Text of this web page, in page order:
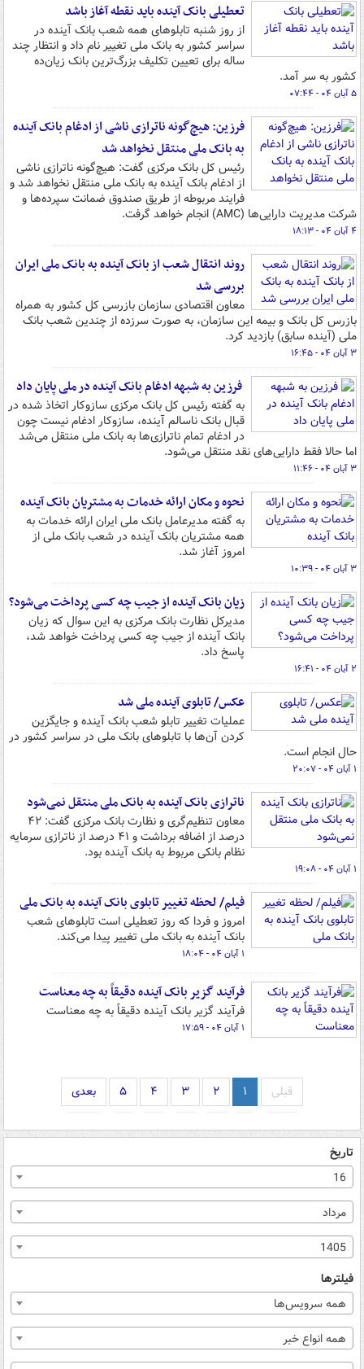
تعطیلی بانک آینده باید نقطه آغاز باشد
از روز شنبه تابلوهای همه شعب بانک آینده در
سراسر کشور به بانک ملی تغییر نام داد و انتظار چند
ساله برای تعیین تکلیف بزرگ‌ترین بانک زیان‌ده
کشور به سر آمد.
۵ آبان ۰۴ - ۰۷:۴۴
فرزین: هیچ‌گونه ناترازی ناشی از ادغام بانک آینده
به بانک ملی منتقل نخواهد شد
رئیس کل بانک مرکزی گفت: هیچ‌گونه ناترازی ناشی
از ادغام بانک آینده به بانک ملی منتقل نخواهد شد و
فرایند مربوطه از طریق صندوق ضمانت سپرده‌ها و
شرکت مدیریت دارایی‌ها (AMC) انجام خواهد گرفت.
۴ آبان ۰۴ - ۱۸:۱۳
روند انتقال شعب از بانک آینده به بانک ملی ایران
بررسی شد
معاون اقتصادی سازمان بازرسی کل کشور به همراه
بازرس کل بانک و بیمه این سازمان، به صورت سرزده از چندین شعب بانک
ملی (آینده سابق) بازدید کرد.
۳ آبان ۰۴ - ۱۶:۴۵
فرزین به شبهه ادغام بانک آینده در ملی پایان داد
به گفته رئیس کل بانک مرکزی سازوکار اتخاذ شده در
قبال بانک ناسالم آینده، سازوکار ادغام نیست چون
در ادغام تمام ناترازی‌ها به بانک ملی منتقل می‌شد
اما حالا فقط دارایی‌های نقد منتقل می‌شود.
۳ آبان ۰۴ - ۱۱:۴۶
نحوه و مکان ارائه خدمات به مشتریان بانک آینده
به گفته مدیرعامل بانک ملی ایران ارائه خدمات به
همه مشتریان بانک آینده در شعب بانک ملی از
امروز آغاز شد.
۳ آبان ۰۴ - ۱۰:۳۹
زیان بانک آینده از جیب چه کسی پرداخت می‌شود؟
مدیرکل نظارت بانک مرکزی به این سوال که زیان
بانک آینده از جیب چه کسی پرداخت خواهد شد،
پاسخ داد.
۲ آبان ۰۴ - ۱۶:۴۱
عکس/ تابلوی آینده ملی شد
عملیات تغییر تابلو شعب بانک آینده و جایگزین
کردن آن‌ها با تابلوهای بانک ملی در سراسر کشور در
حال انجام است.
۱ آبان ۰۴ - ۲۰:۰۷
ناترازی بانک آینده به بانک ملی منتقل نمی‌شود
معاون تنظیم‌گری و نظارت بانک مرکزی گفت: ۴۲
درصد از اضافه برداشت و ۴۱ درصد از ناترازی سرمایه
نظام بانکی مربوط به بانک آینده بود.
۱ آبان ۰۴ - ۱۹:۰۸
فیلم/ لحظه تغییر تابلوی بانک آینده به بانک ملی
امروز و فردا که روز تعطیلی است تابلوهای شعب
بانک‌ آینده به بانک ملی تغییر پیدا می‌کند.
۱ آبان ۰۴ - ۱۸:۰۴
فرآیند گزیر بانک آینده دقیقاً به چه معناست
فرآیند گزیر بانک آینده دقیقاً به چه معناست
۱ آبان ۰۴ - ۱۷:۵۹
قبلی ۱ ۲ ۳ ۴ ۵ بعدی
تاریخ
16
مرداد
1405
فیلترها
همه سرویس‌ها
همه انواع خبر